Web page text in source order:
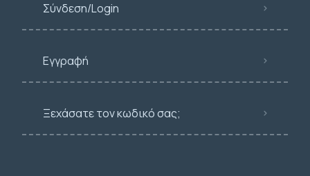
Σύνδεση/Login
Εγγραφή
Ξεχάσατε τον κωδικό σας;